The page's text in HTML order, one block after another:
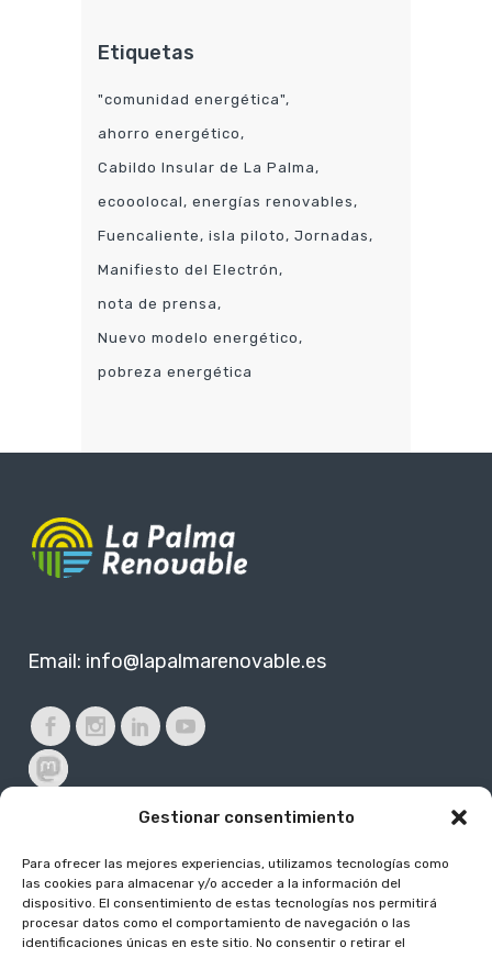
Gestionar consentimiento
Para ofrecer las mejores experiencias, utilizamos tecnologías como
las cookies para almacenar y/o acceder a la información del
dispositivo. El consentimiento de estas tecnologías nos permitirá
procesar datos como el comportamiento de navegación o las
identificaciones únicas en este sitio. No consentir o retirar el
Etiquetas
"comunidad energética"
ahorro energético
Cabildo Insular de La Palma
ecooolocal energías renovables
Fuencaliente isla piloto Jornadas
Manifiesto del Electrón
nota de prensa
Nuevo modelo energético
pobreza energética
Email: info@lapalmarenovable.es
Subvencionado por: